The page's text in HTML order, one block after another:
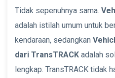
Tidak sepenuhnya sama.
adalah istilah umum untuk
kendaraan, sedangkan
dari TransTRACK adalah
lengkap. TransTRACK tidak